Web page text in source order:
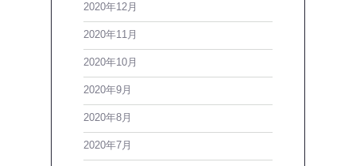
2020年12月
2020年11月
2020年10月
2020年9月
2020年8月
2020年7月